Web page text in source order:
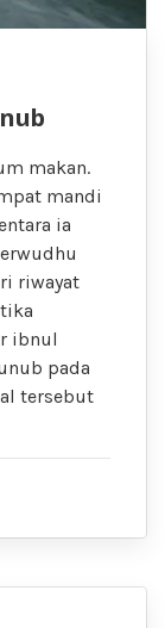
makan.
mandi
ia
riwayat
ibnul
pada
tersebut